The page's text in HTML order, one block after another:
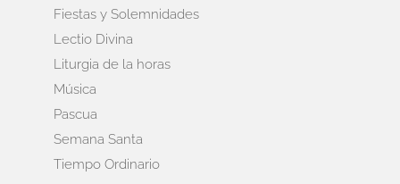
Fiestas y Solemnidades
Lectio Divina
Liturgia de la horas
Música
Pascua
Semana Santa
Tiempo Ordinario